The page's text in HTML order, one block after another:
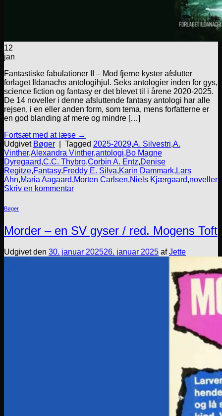
12
jan
Fantastiske fabulationer II – Mod fjerne kyster afslutter
forlaget Ildanachs antologihjul. Seks antologier inden for gys,
science fiction og fantasy er det blevet til i årene 2020-2025.
De 14 noveller i denne afsluttende fantasy antologi har alle
rejsen, i en eller anden form, som tema, mens forfatterne er
en god blanding af mere og mindre […]
Fortsæt med at læse →
Udgivet Bøger Tagged 2025-2029,A. Silvestri,A.
Vinther,Alexandra Vinther,antologi,Bo Magne
Dyregaard,C.C. Thybro,Corbin A. Entz,Denise
Regitze,Fantasy,Freddy E. Silva,Karin Dammark, Lars
Ahn,Maria Aagaard,Morten Carlsen,Niels Kjærgaard,noveller
Skriv en kommentar
Bøger
Morder – en SV gyser / red. Mogens Toft
Udgivet den 30. januar 202526. januar 2025 afJette